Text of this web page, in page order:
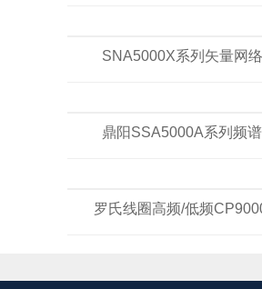
SNA5000X系列矢量网
鼎阳SSA5000A系列频
罗氏线圈高频/低频